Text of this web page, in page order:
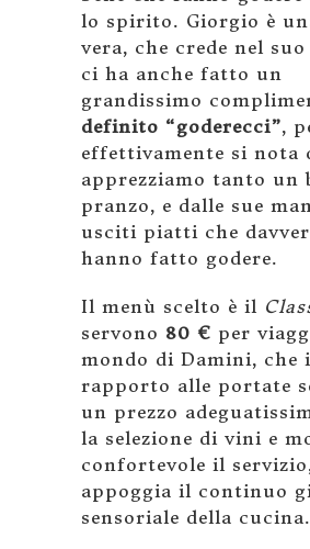
lo spirito. Giorgio è
vera, che crede nel
ci ha anche fatto un
grandissimo
definito “goderecci”,
effettivamente si nota
apprezziamo tanto un
pranzo, e dalle sue
usciti piatti che
hanno fatto godere.
Il menù scelto è il
servono 80 € per
mondo di Damini, che
rapporto alle portate
un prezzo
la selezione di vini e
confortevole il
appoggia il continuo
sensoriale della cucina.